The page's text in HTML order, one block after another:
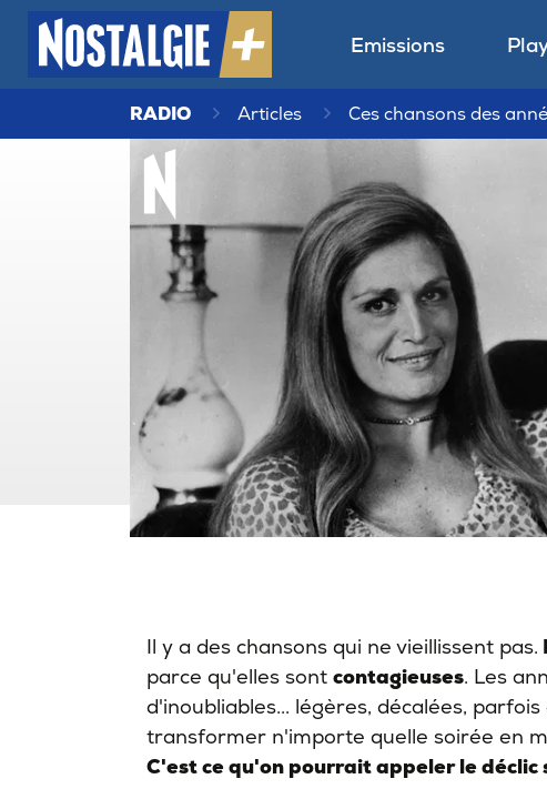
Emissions
RADIO Articles Ces chansons des
Il y a des chansons qui ne vieillissent pas.
parce qu'elles sont contagieuses. Les
d'inoubliables... légères, décalées,
transformer n'importe quelle soirée en
C'est ce qu'on pourrait appeler le déclic